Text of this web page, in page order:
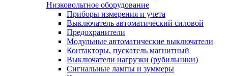
Низковольтное оборудование
Приборы измерения и учета
Выключатель автоматический силовой
Предохранители
Модульные автоматические выключатели
Контакторы, пускатель магнитный
Выключатели нагрузки (рубильники)
Сигнальные лампы и зуммеры